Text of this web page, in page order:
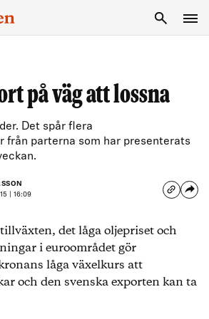
på väg att lossna
Det spår flera
från parterna som har presenterats
| 16:09
det låga oljepriset och
i euroområdet gör
låga växelkurs att
och den svenska exporten kan ta